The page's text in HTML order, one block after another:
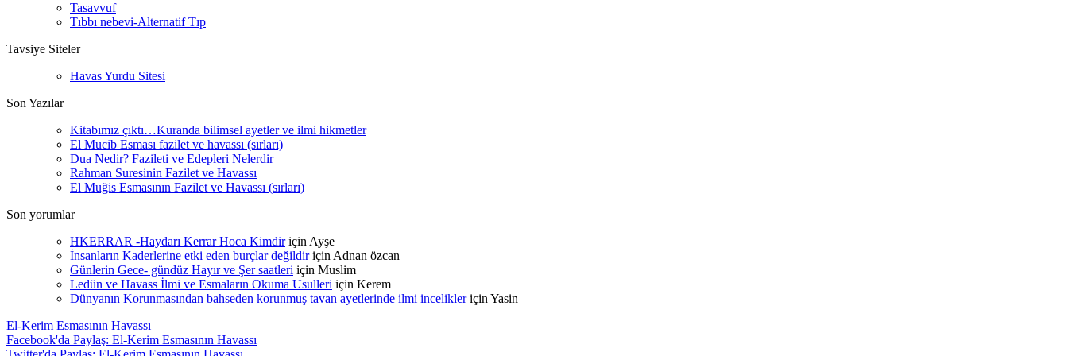
Tasavvuf
Tıbbı nebevi-Alternatif Tıp
Tavsiye Siteler
Havas Yurdu Sitesi
Son Yazılar
Kitabımız çıktı…Kuranda bilimsel ayetler ve ilmi hikmetler
El Mucib Esması fazilet ve havassı (sırları)
Dua Nedir? Fazileti ve Edepleri Nelerdir
Rahman Suresinin Fazilet ve Havassı
El Muğis Esmasının Fazilet ve Havassı (sırları)
Son yorumlar
HKERRAR -Haydarı Kerrar Hoca Kimdiriçin Ayşe
İnsanların Kaderlerine etki eden burçlar değildiriçin Adnan özcan
Günlerin Gece- gündüz Hayır ve Şer saatleri için Muslim
Ledün ve Havass İlmi ve Esmaların Okuma Usulleri için Kerem
Dünyanın Korunmasından bahseden korunmuş tavan ayetlerinde ilmi incelikleriçin Yasin
El-Kerim Esmasının Havassı
Facebook'da Paylaş: El-Kerim Esmasının Havassı